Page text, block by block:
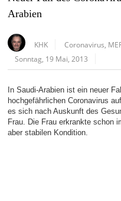
Arabien
KHK Coronavirus
Sonntag, 19 Mai, 2013
In Saudi-Arabien ist ein neuer
hochgefährlichen Coronavirus
es sich nach Auskunft des
Frau. Die Frau erkrankte schon
aber stabilen Kondition.